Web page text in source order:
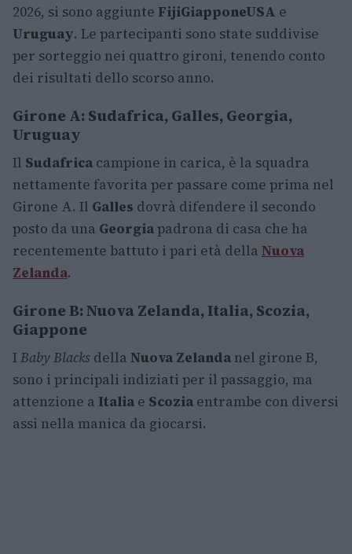
2026, si sono aggiunte FijiGiapponeUSA e
Uruguay. Le partecipanti sono state suddivise
per sorteggio nei quattro gironi, tenendo conto
dei risultati dello scorso anno.
Girone A: Sudafrica, Galles, Georgia,
Uruguay
Il Sudafrica campione in carica, è la squadra
nettamente favorita per passare come prima nel
Girone A. Il Galles dovrà difendere il secondo
posto da una Georgiapadrona di casa che ha
recentemente battuto i pari età della Nuova
Zelanda.
Girone B: Nuova Zelanda, Italia, Scozia,
Giappone
I Baby Blacks della Nuova Zelanda nel girone B,
sono i principali indiziati per il passaggio, ma
attenzione a Italia e Scozia entrambe con diversi
assi nella manica da giocarsi.